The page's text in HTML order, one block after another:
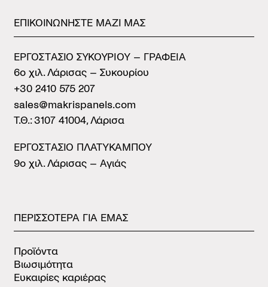
ΕΠΙΚΟΙΝΩΝΗΣΤΕ ΜΑΖΙ ΜΑΣ
ΕΡΓΟΣΤAΣΙΟ ΣΥΚΟΥΡIΟΥ – ΓΡΑΦΕIΑ
6ο χιλ. Λάρισας – Συκουρίου
+30 2410 575 207
sales@makrispanels.com
Τ.Θ.: 3107 41004, Λάρισα
ΕΡΓΟΣΤAΣΙΟ ΠΛΑΤYΚΑΜΠΟΥ
9ο χιλ. Λάρισας – Αγιάς
ΠΕΡΙΣΣΟΤΕΡΑ ΓΙΑ ΕΜΑΣ
Προϊόντα
Βιωσιμότητα
Ευκαιρίες καριέρας